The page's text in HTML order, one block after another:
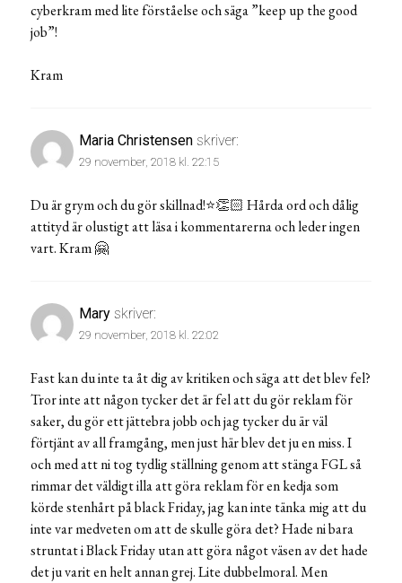
cyberkram med lite förståelse och säga ”keep up the good
job”!
Kram
Maria Christensen skriver:
29 november, 2018 kl. 22:15
Du är grym och du gör skillnad!⭐️👏🏻 Hårda ord och dålig
attityd är olustigt att läsa i kommentarerna och leder ingen
vart. Kram 🤗
Mary skriver:
29 november, 2018 kl. 22:02
Fast kan du inte ta åt dig av kritiken och säga att det blev fel?
Tror inte att någon tycker det är fel att du gör reklam för
saker, du gör ett jättebra jobb och jag tycker du är väl
förtjänt av all framgång, men just här blev det ju en miss. I
och med att ni tog tydlig ställning genom att stänga FGL så
rimmar det väldigt illa att göra reklam för en kedja som
körde stenhårt på black Friday, jag kan inte tänka mig att du
inte var medveten om att de skulle göra det? Hade ni bara
struntat i Black Friday utan att göra något väsen av det hade
det ju varit en helt annan grej. Lite dubbelmoral. Men